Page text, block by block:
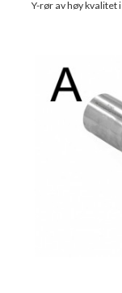
Y-rør av høy kvalitet